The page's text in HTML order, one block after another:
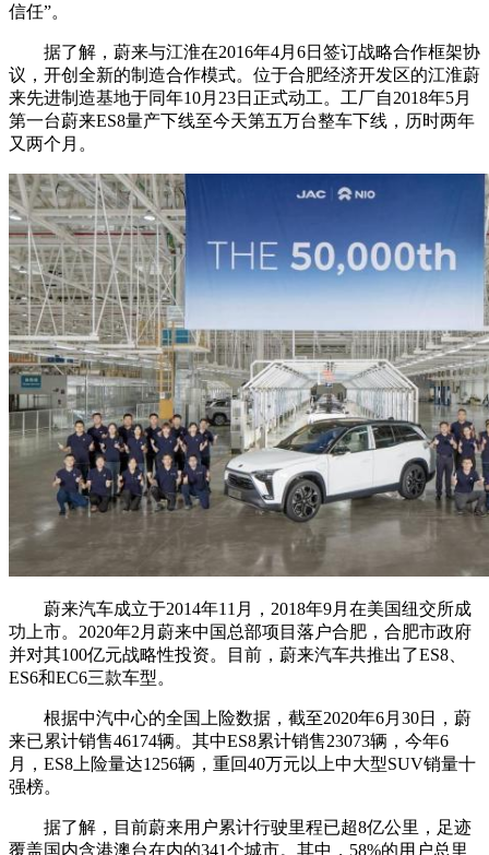
信任”。
据了解，蔚来与江淮在2016年4月6日签订战略合作框架协
议，开创全新的制造合作模式。位于合肥经济开发区的江淮蔚
来先进制造基地于同年10月23日正式动工。工厂自2018年5月
第一台蔚来ES8量产下线至今天第五万台整车下线，历时两年
又两个月。
蔚来汽车成立于2014年11月，2018年9月在美国纽交所成
功上市。2020年2月蔚来中国总部项目落户合肥，合肥市政府
并对其100亿元战略性投资。目前，蔚来汽车共推出了ES8、
ES6和EC6三款车型。
根据中汽中心的全国上险数据，截至2020年6月30日，蔚
来已累计销售46174辆。其中ES8累计销售23073辆，今年6
月，ES8上险量达1256辆，重回40万元以上中大型SUV销量十
强榜。
据了解，目前蔚来用户累计行驶里程已超8亿公里，足迹
覆盖国内含港澳台在内的341个城市。其中，58%的用户总里